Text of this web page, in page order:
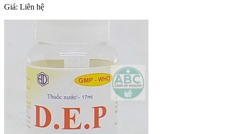
Giá: Liên hệ